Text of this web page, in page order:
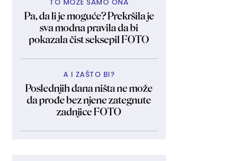
TO MOŽE SAMO ONA
Pa, da li je moguće? Prekršila je
sva modna pravila da bi
pokazala čist seksepil FOTO
A I ZAŠTO BI?
Poslednjih dana ništa ne može
da prođe bez njene zategnute
zadnjice FOTO